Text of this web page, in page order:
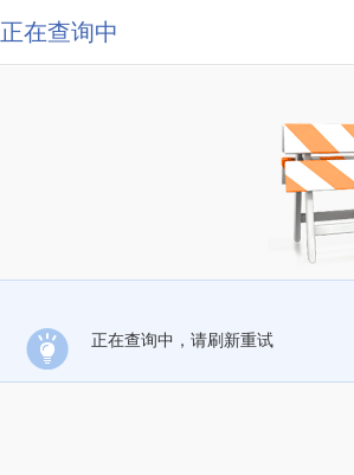
正在查询中
正在查询中，请刷新重试